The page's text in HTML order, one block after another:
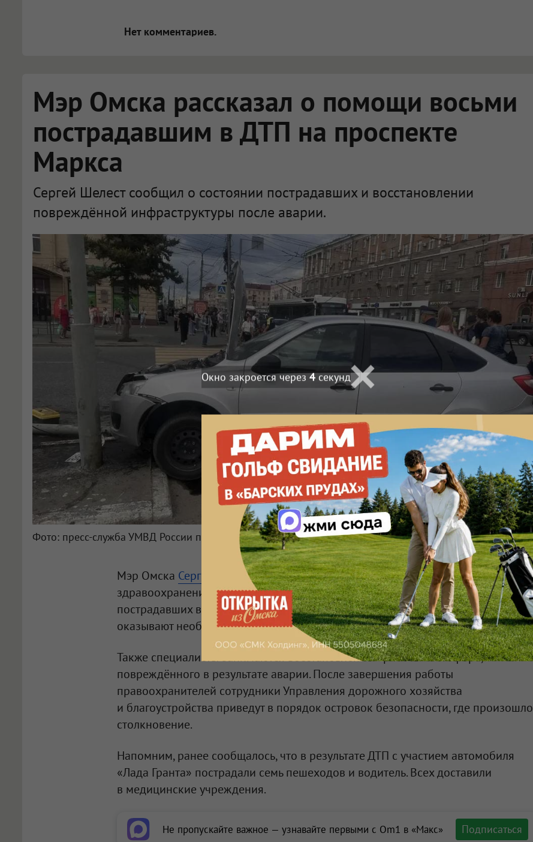
Нет комментариев.
Мэр Омска рассказал о помощи восьми
пострадавшим в ДТП на проспекте
Маркса
Сергей Шелест сообщил о состоянии пострадавших и восстановлении
повреждённой инфраструктуры после аварии.
Фото: пресс-служба УМВД России по Омской области
Мэр Омска Сергей Шелестсообщил, что обсудил с министром
здравоохранения Омской области Дмитрием Маркеловым состояние людей,
пострадавших в ДТП на проспекте Карла Маркса. Всем пострадавшим
оказывают необходимую медицинскую помощь.
Также специалисты занимаются восстановлением работы светофора,
повреждённого в результате аварии. После завершения работы
правоохранителей сотрудники Управления дорожного хозяйства
и благоустройства приведут в порядок островок безопасности, где произошло
столкновение.
Напомним, ранее сообщалось, что в результате ДТП с участием автомобиля
«Лада Гранта» пострадали семь пешеходов и водитель. Всех доставили
в медицинские учреждения.
Не пропускайте важное — узнавайте первыми с Om1 в «Макс» Подписаться
Окно закроется через3секунд